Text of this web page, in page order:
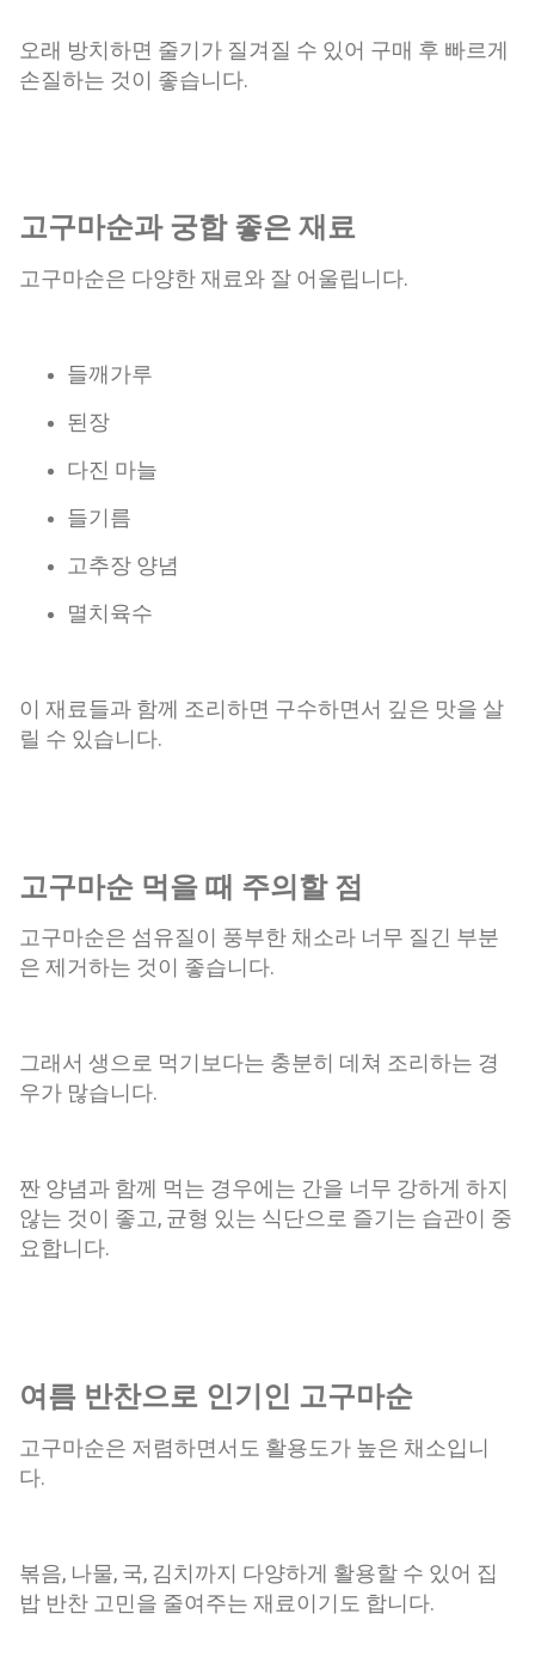
오래 방치하면 줄기가 질겨질 수 있어 구매 후 빠르게
손질하는 것이 좋습니다.
고구마순과 궁합 좋은 재료
고구마순은 다양한 재료와 잘 어울립니다.
들깨가루
된장
다진 마늘
들기름
고추장 양념
멸치육수
이 재료들과 함께 조리하면 구수하면서 깊은 맛을 살
릴 수 있습니다.
고구마순 먹을 때 주의할 점
고구마순은 섬유질이 풍부한 채소라 너무 질긴 부분
은 제거하는 것이 좋습니다.
그래서 생으로 먹기보다는 충분히 데쳐 조리하는 경
우가 많습니다.
짠 양념과 함께 먹는 경우에는 간을 너무 강하게 하지
않는 것이 좋고, 균형 있는 식단으로 즐기는 습관이 중
요합니다.
여름 반찬으로 인기인 고구마순
고구마순은 저렴하면서도 활용도가 높은 채소입니
다.
볶음, 나물, 국, 김치까지 다양하게 활용할 수 있어 집
밥 반찬 고민을 줄여주는 재료이기도 합니다.